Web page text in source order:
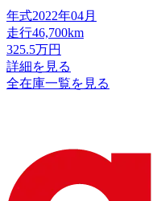
年式2022年04月
走行46,700km
325.5万円
詳細を見る
全在庫一覧を見る